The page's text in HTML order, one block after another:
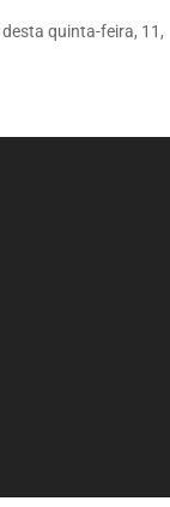
quinta-feira, 11,